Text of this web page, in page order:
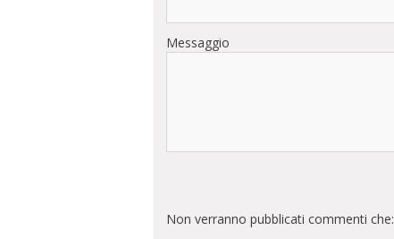
Messaggio
Non verranno pubblicati commenti che: